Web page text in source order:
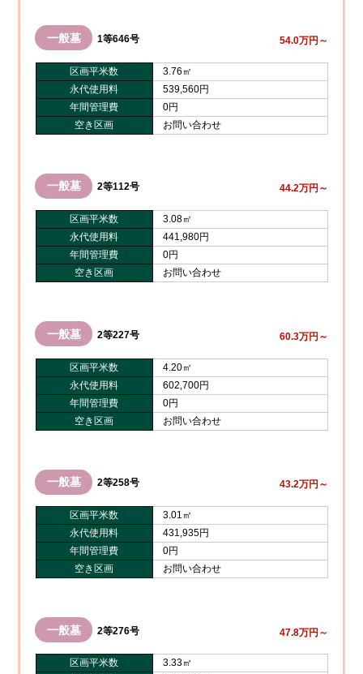
一般墓 1等646号 54.0万円～
区画平米数
3.76㎡
永代使用料
539,560円
年間管理費
0円
空き区画
お問い合わせ
一般墓 2等112号 44.2万円～
区画平米数
3.08㎡
永代使用料
441,980円
年間管理費
0円
空き区画
お問い合わせ
一般墓 2等227号 60.3万円～
区画平米数
4.20㎡
永代使用料
602,700円
年間管理費
0円
空き区画
お問い合わせ
一般墓 2等258号 43.2万円～
区画平米数
3.01㎡
永代使用料
431,935円
年間管理費
0円
空き区画
お問い合わせ
一般墓 2等276号 47.8万円～
区画平米数
3.33㎡